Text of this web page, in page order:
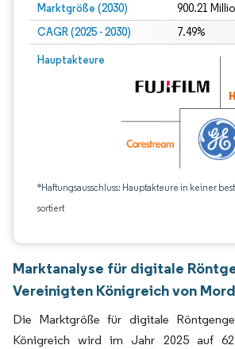
Marktgröße (2030) 900.21
CAGR (2025 - 2030) 7.49%
Hauptakteure
*Haftungsausschluss: Hauptakteure in keiner
sortiert
Marktanalyse für digitale
Vereinigten Königreich von
Die Marktgröße für digitale
Königreich wird im Jahr 2025 auf